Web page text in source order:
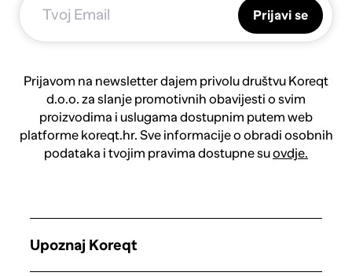
Prijavi se
Prijavom na newsletter dajem privolu društvu Koreqt
d.o.o. za slanje promotivnih obavijesti o svim
proizvodima i uslugama dostupnim putem web
platforme koreqt.hr. Sve informacije o obradi osobnih
podataka i tvojim pravima dostupne suovdje.
Upoznaj Koreqt